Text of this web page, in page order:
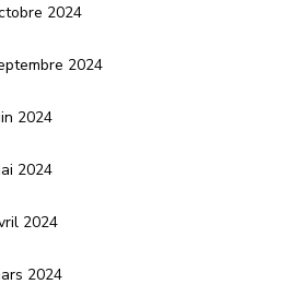
2024
2024
2024
2024
2024
2024